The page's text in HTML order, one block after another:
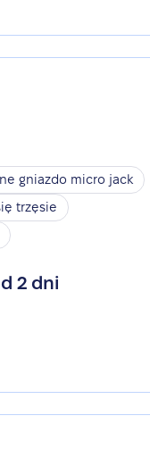
gniazdo micro jack
trzęsie
2 dni